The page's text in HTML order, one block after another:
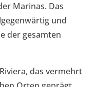
Marinas. Das
und
der gesamten
das vermehrt